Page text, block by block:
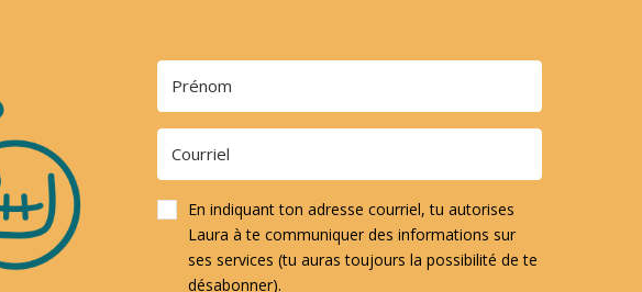
En indiquant ton adresse courriel, tu autorises
Laura à te communiquer des informations sur
ses services (tu auras toujours la possibilité de te
désabonner).